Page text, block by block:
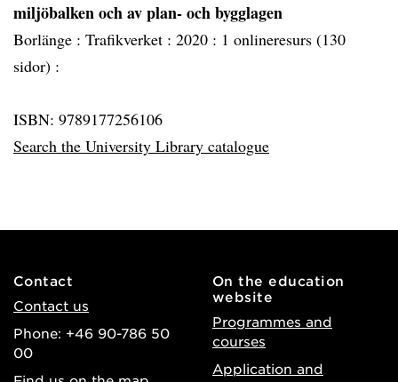
miljöbalken och av plan- och bygglagen
Borlänge : Trafikverket : 2020 : 1 onlineresurs (130
sidor) :
ISBN: 9789177256106
Search the University Library catalogue
Contact
Contact us
Phone: +46 90-786 50
00
On the education
website
Programmes and
courses
Application and